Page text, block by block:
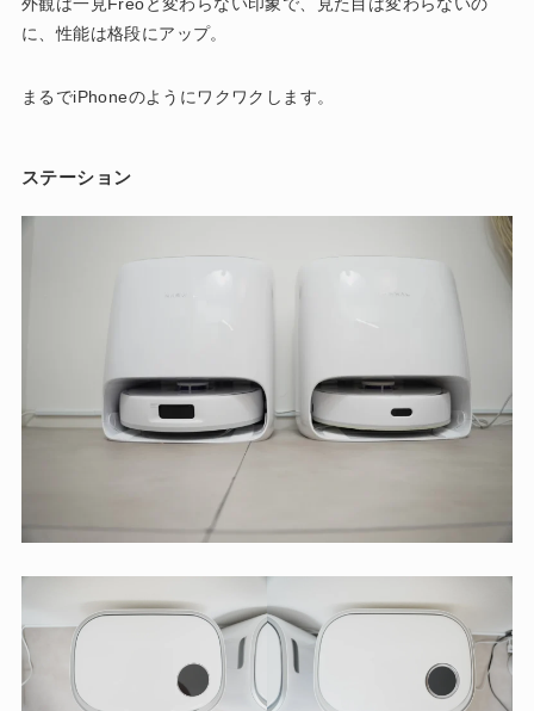
外観は一見Freoと変わらない印象で、見た目は変わらないの
に、性能は格段にアップ。
まるでiPhoneのようにワクワクします。
ステーション